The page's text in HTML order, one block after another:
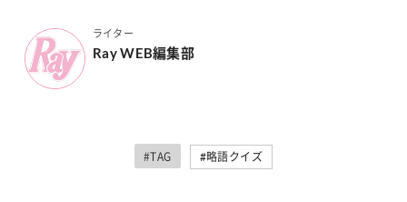
ライター
Ray WEB編集部
#TAG #略語クイズ